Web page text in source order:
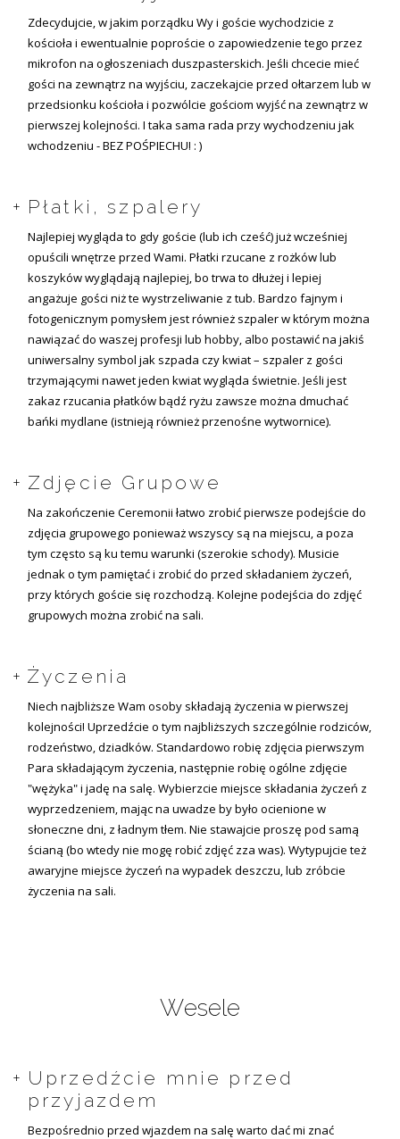
Zdecydujcie, w jakim porządku Wy i goście wychodzicie z
kościoła i ewentualnie poproście o zapowiedzenie tego przez
mikrofon na ogłoszeniach duszpasterskich. Jeśli chcecie mieć
gości na zewnątrz na wyjściu, zaczekajcie przed ołtarzem lub w
przedsionku kościoła i pozwólcie gościom wyjść na zewnątrz w
pierwszej kolejności. I taka sama rada przy wychodzeniu jak
wchodzeniu - BEZ POŚPIECHU! : )
Płatki, szpalery
Najlepiej wygląda to gdy goście (lub ich cześć) już wcześniej
opuścili wnętrze przed Wami. Płatki rzucane z rożków lub
koszyków wyglądają najlepiej, bo trwa to dłużej i lepiej
angażuje gości niż te wystrzeliwanie z tub. Bardzo fajnym i
fotogenicznym pomysłem jest również szpaler w którym można
nawiązać do waszej profesji lub hobby, albo postawić na jakiś
uniwersalny symbol jak szpada czy kwiat – szpaler z gości
trzymającymi nawet jeden kwiat wygląda świetnie. Jeśli jest
zakaz rzucania płatków bądź ryżu zawsze można dmuchać
bańki mydlane (istnieją również przenośne wytwornice).
Zdjęcie Grupowe
Na zakończenie Ceremonii łatwo zrobić pierwsze podejście do
zdjęcia grupowego ponieważ wszyscy są na miejscu, a poza
tym często są ku temu warunki (szerokie schody). Musicie
jednak o tym pamiętać i zrobić do przed składaniem życzeń,
przy których goście się rozchodzą. Kolejne podejścia do zdjęć
grupowych można zrobić na sali.
Życzenia
Niech najbliższe Wam osoby składają życzenia w pierwszej
kolejności! Uprzedźcie o tym najbliższych szczególnie rodziców,
rodzeństwo, dziadków. Standardowo robię zdjęcia pierwszym
Para składającym życzenia, następnie robię ogólne zdjęcie
"wężyka" i jadę na salę. Wybierzcie miejsce składania życzeń z
wyprzedzeniem, mając na uwadze by było ocienione w
słoneczne dni, z ładnym tłem. Nie stawajcie proszę pod samą
ścianą (bo wtedy nie mogę robić zdjęć zza was). Wytypujcie też
awaryjne miejsce życzeń na wypadek deszczu, lub zróbcie
życzenia na sali.
Wesele
Uprzedźcie mnie przed
przyjazdem
Bezpośrednio przed wjazdem na salę warto dać mi znać